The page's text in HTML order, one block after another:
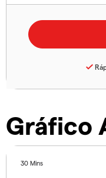
Gráfico
30 Mins